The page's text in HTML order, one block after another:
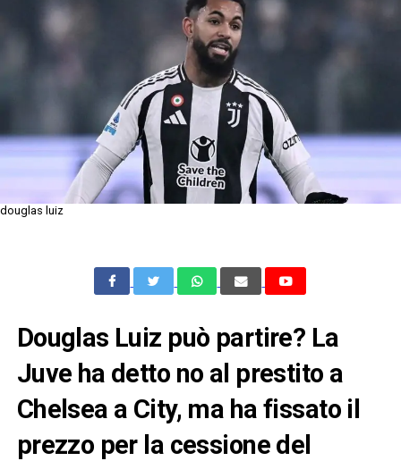
douglas luiz
Douglas Luiz può partire? La
Juve ha detto no al prestito a
Chelsea a City, ma ha fissato il
prezzo per la cessione del